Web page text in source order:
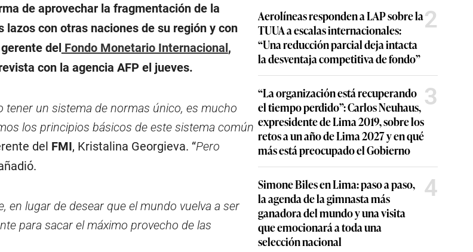
de aprovechar la fragmentación de la
con otras naciones de su región y con
del Fondo Monetario Internacional,
con la agencia AFP el jueves.
tener un sistema de normas único, es mucho
los principios básicos de este sistema común
del FMI, Kristalina Georgieva. “Pero
en lugar de desear que el mundo vuelva a ser
para sacar el máximo provecho de las
Aerolíneas responden a LAP sobre la
TUUA a escalas internacionales:
“Una reducción parcial deja intacta
la desventaja competitiva de fondo”
2
“La organización está recuperando
el tiempo perdido”: Carlos Neuhaus,
expresidente de Lima 2019, sobre los
retos a un año de Lima 2027 y en qué
más está preocupado el Gobierno
3
Simone Biles en Lima: paso a paso,
la agenda de la gimnasta más
ganadora del mundo y una visita
que emocionará a toda una
selección nacional
4